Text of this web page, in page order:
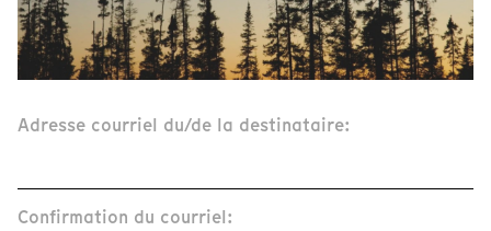
Adresse courriel du/de la destinataire:
Confirmation du courriel: